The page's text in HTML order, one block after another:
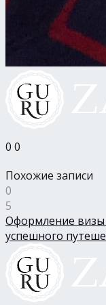
0 0
Похожие записи
0
5
Оформление визы
успешного